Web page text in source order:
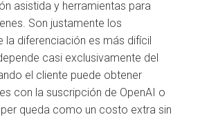
asistida y herramientas para
Son justamente los
la diferenciación es más difícil
casi exclusivamente del
el cliente puede obtener
con la suscripción de OpenAI o
queda como un costo extra sin